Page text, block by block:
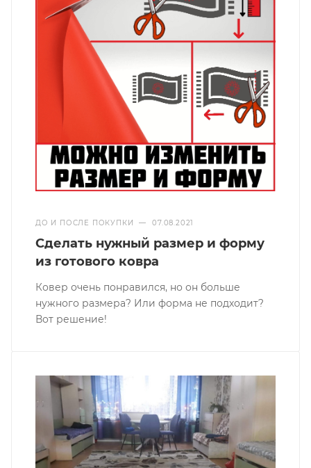
ДО И ПОСЛЕ ПОКУПКИ — 07.08.2021
Сделать нужный размер и форму
из готового ковра
Ковер очень понравился, но он больше
нужного размера? Или форма не подходит?
Вот решение!